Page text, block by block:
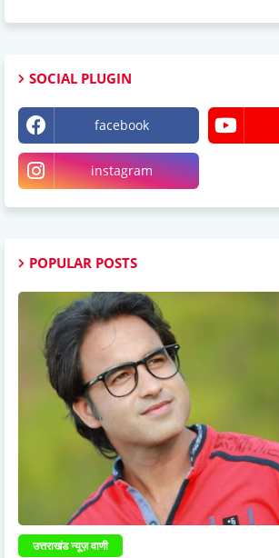
SOCIAL PLUGIN
facebook
instagram
POPULAR POSTS
उत्तराखंड न्यूज़ वाणी